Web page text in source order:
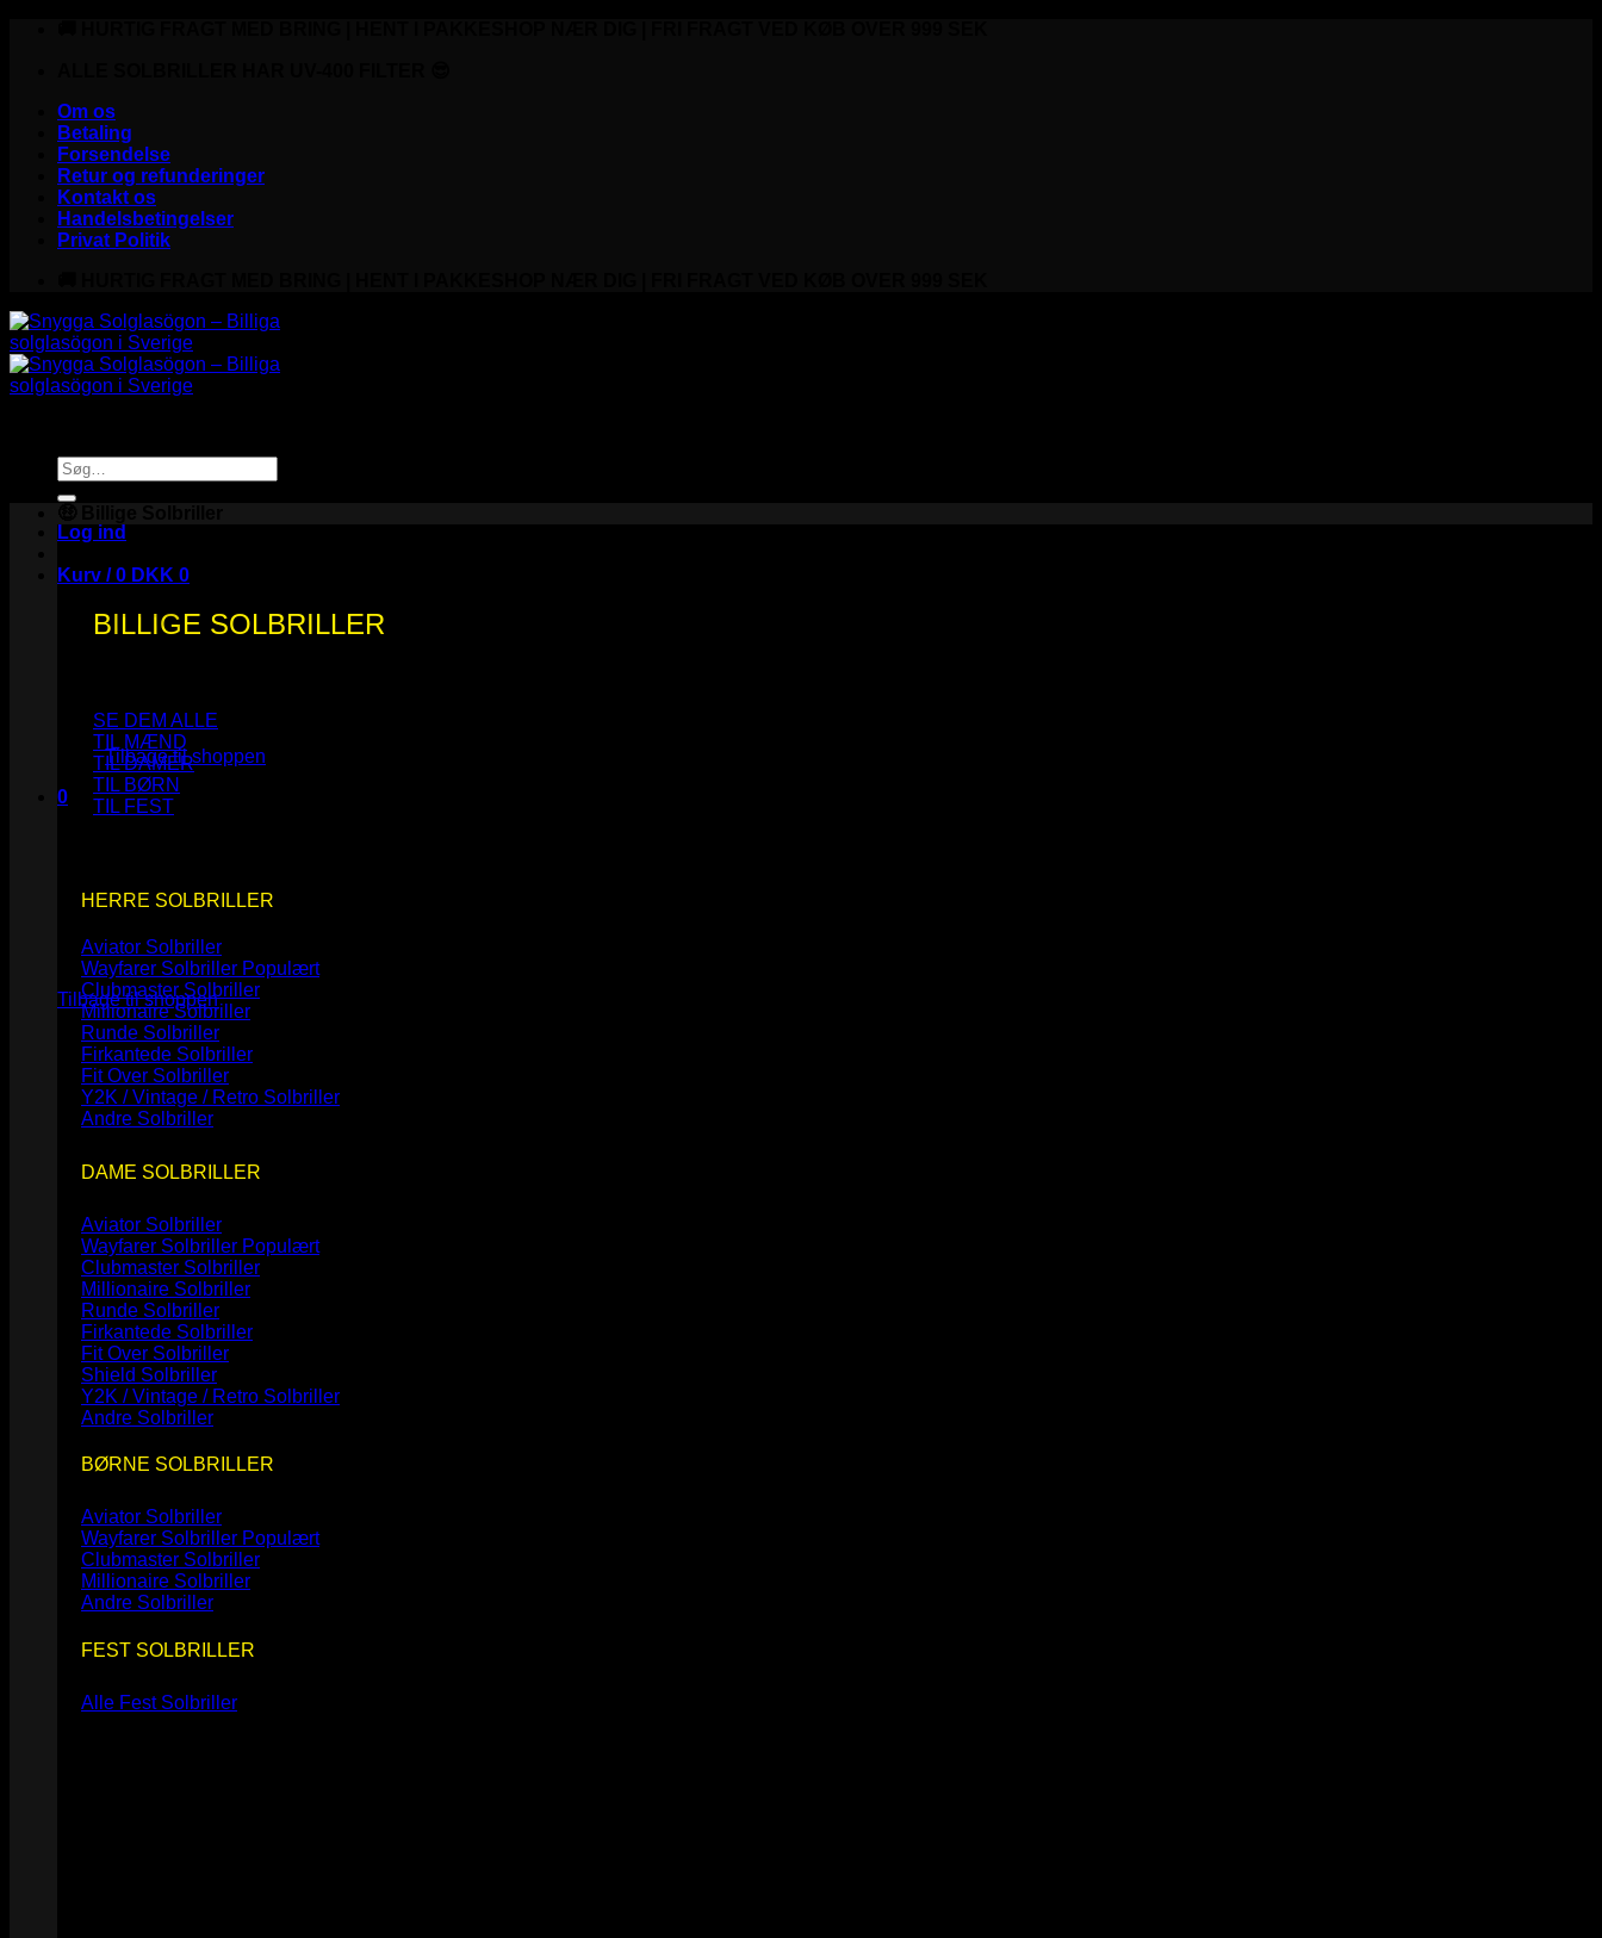
Om os
Betaling
Forsendelse
Retur og refunderinger
Kontakt os
Handelsbetingelser
Privat Politik
Søg
efter:
Log ind
Kurv /0 DKK 0
Ingen varer i kurven.
Tilbage til shoppen
0
Kurv
Ingen varer i kurven.
Tilbage til shoppen
BILLIGE SOLBRILLER
SE DEM ALLE
TIL MÆND
TIL DAMER
TIL BØRN
TIL FEST
HERRE SOLBRILLER
Aviator Solbriller
Wayfarer Solbriller
Clubmaster Solbriller
Millionaire Solbriller
Runde Solbriller
Firkantede Solbriller
Fit Over Solbriller
Y2K / Vintage / Retro Solbriller
Andre Solbriller
DAME SOLBRILLER
Aviator Solbriller
Wayfarer Solbriller
Clubmaster Solbriller
Millionaire Solbriller
Runde Solbriller
Firkantede Solbriller
Fit Over Solbriller
Shield Solbriller
Y2K / Vintage / Retro Solbriller
Andre Solbriller
BØRNE SOLBRILLER
Aviator Solbriller
Wayfarer Solbriller
Clubmaster Solbriller
Millionaire Solbriller
Andre Solbriller
FEST SOLBRILLER
Alle Fest Solbriller